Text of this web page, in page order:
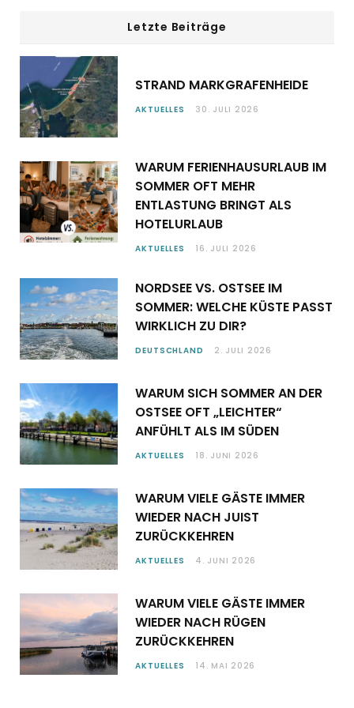
Letzte Beiträge
STRAND MARKGRAFENHEIDE
AKTUELLES 30. JULI 2026
WARUM FERIENHAUSURLAUB IM
SOMMER OFT MEHR
ENTLASTUNG BRINGT ALS
HOTELURLAUB
AKTUELLES 16. JULI 2026
NORDSEE VS. OSTSEE IM
SOMMER: WELCHE KÜSTE PASST
WIRKLICH ZU DIR?
DEUTSCHLAND 2. JULI 2026
WARUM SICH SOMMER AN DER
OSTSEE OFT „LEICHTER“
ANFÜHLT ALS IM SÜDEN
AKTUELLES 18. JUNI 2026
WARUM VIELE GÄSTE IMMER
WIEDER NACH JUIST
ZURÜCKKEHREN
AKTUELLES 4. JUNI 2026
WARUM VIELE GÄSTE IMMER
WIEDER NACH RÜGEN
ZURÜCKKEHREN
AKTUELLES 14. MAI 2026